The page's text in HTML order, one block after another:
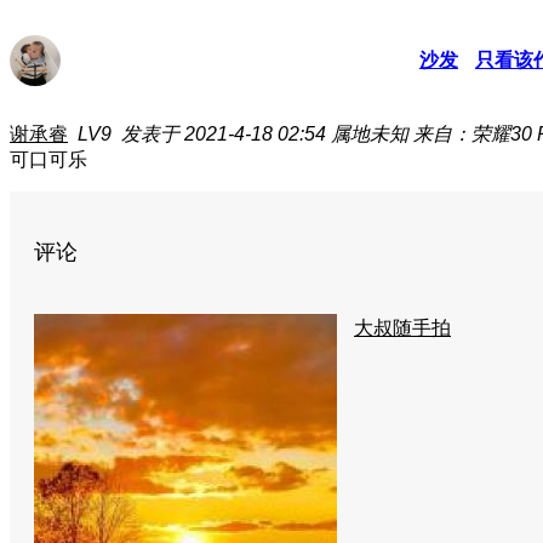
沙发 只看该
谢承睿 LV9 发表于 2021-4-18 02:54 属地未知 来自：荣耀30
可口可乐
评论
大叔随手拍